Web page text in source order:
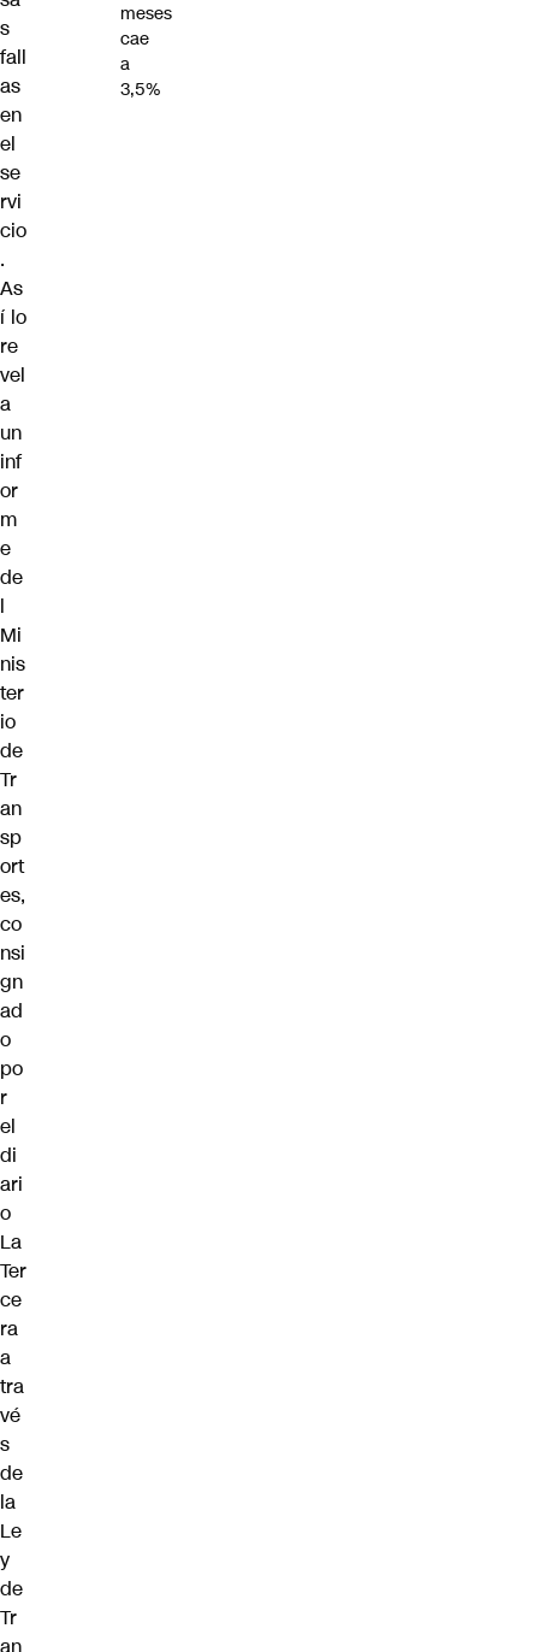
s
fall
as
en
el
se
rvi
cio
.
As
í lo
re
vel
a
un
inf
or
m
e
de
l
Mi
nis
ter
io
de
Tr
an
sp
ort
es,
co
nsi
gn
ad
o
po
r
el
di
ari
o
La
Ter
ce
ra
a
tra
vé
s
de
la
Le
y
de
Tr
an
meses
cae
a
3,5%